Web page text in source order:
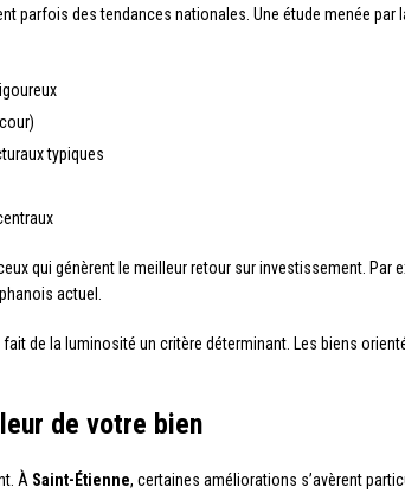
parfois des tendances nationales. Une étude menée par
typiques
qui génèrent le meilleur retour sur investissement. Par
actuel.
de la luminosité un critère déterminant. Les biens
de votre bien
À Saint-Étienne, certaines améliorations s’avèrent